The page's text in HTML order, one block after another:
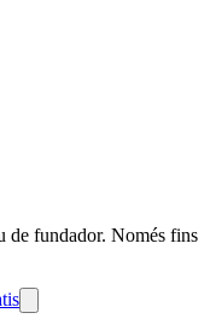
de fundador. Només fins